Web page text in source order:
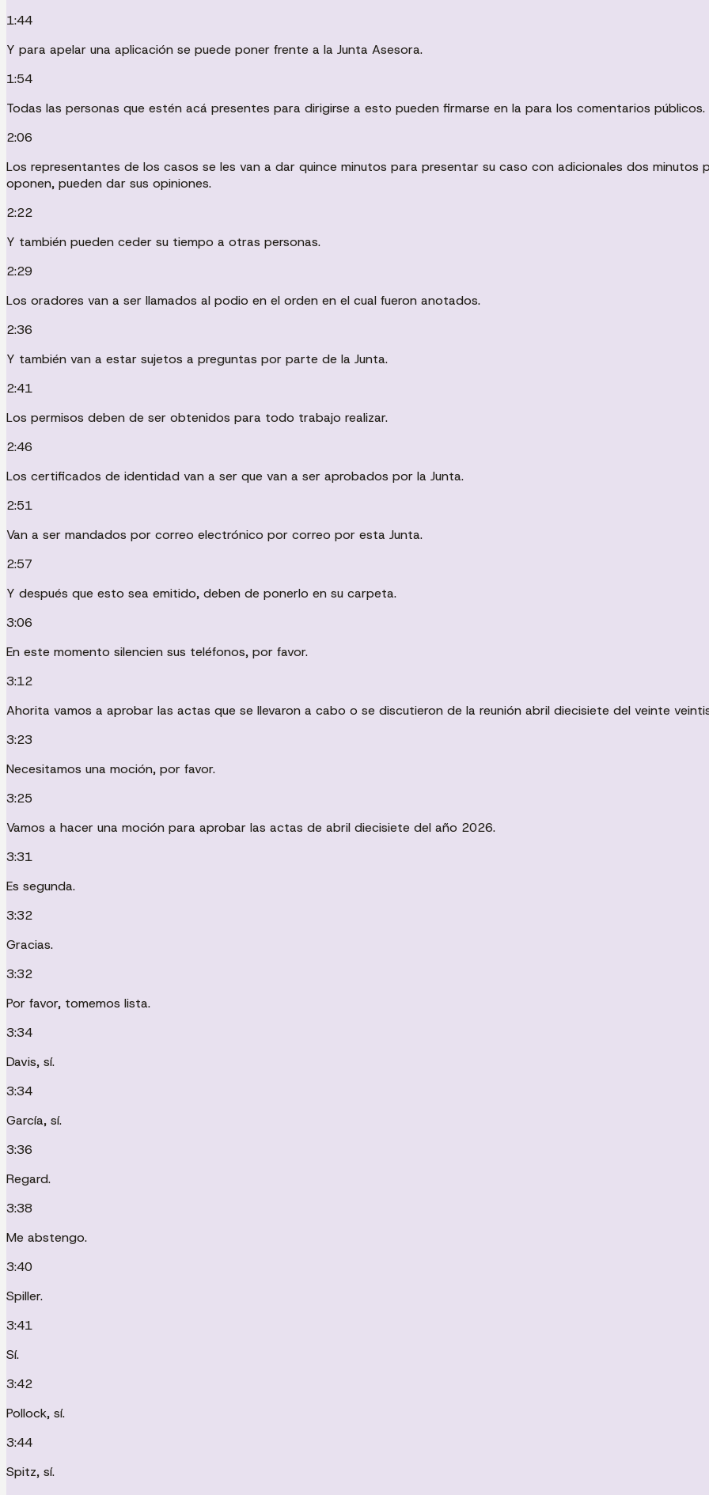
1:44
Y para apelar una aplicación se puede poner frente a la Junta Asesora.
1:54
Todas las personas que estén acá presentes para dirigirse a esto pueden firmarse en la para los comentarios públicos.
2:06
Los representantes de los casos se les van a dar quince minutos para presentar su caso con adicionales dos
oponen, pueden dar sus opiniones.
2:22
Y también pueden ceder su tiempo a otras personas.
2:29
Los oradores van a ser llamados al podio en el orden en el cual fueron anotados.
2:36
Y también van a estar sujetos a preguntas por parte de la Junta.
2:41
Los permisos deben de ser obtenidos para todo trabajo realizar.
2:46
Los certificados de identidad van a ser que van a ser aprobados por la Junta.
2:51
Van a ser mandados por correo electrónico por correo por esta Junta.
2:57
Y después que esto sea emitido, deben de ponerlo en su carpeta.
3:06
En este momento silencien sus teléfonos, por favor.
3:12
Ahorita vamos a aprobar las actas que se llevaron a cabo o se discutieron de la reunión abril diecisiete del veinte
3:23
Necesitamos una moción, por favor.
3:25
Vamos a hacer una moción para aprobar las actas de abril diecisiete del año 2026.
3:31
Es segunda.
3:32
Gracias.
3:32
Por favor, tomemos lista.
3:34
Davis, sí.
3:34
García, sí.
3:36
Regard.
3:38
Me abstengo.
3:40
Spiller.
3:41
Sí.
3:42
Pollock, sí.
3:44
Spitz, sí.